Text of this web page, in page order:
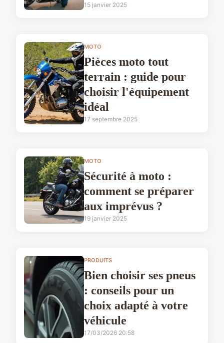
15 janvier 2025
MOTO
Pièces moto tout
terrain : guide pour
choisir l'équipement
idéal
17 septembre 2025
MOTO
Sécurité à moto :
comment se préparer
aux imprévus ?
19 janvier 2025
PRODUITS
Bien choisir ses pneus
: conseils pour un
choix adapté à votre
véhicule
17/03/2026 20:58